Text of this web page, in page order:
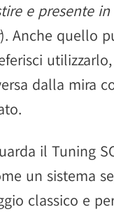
e presente
). Anche quello
dalla mira
il Tuning
un sistema
classico e